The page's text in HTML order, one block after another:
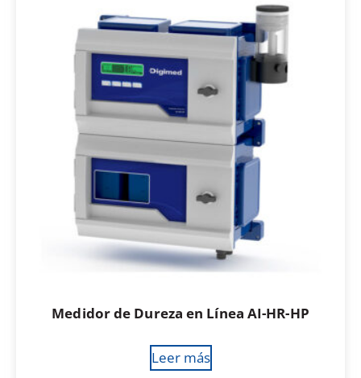
Medidor de Dureza en Línea AI-HR-HP
Leer más